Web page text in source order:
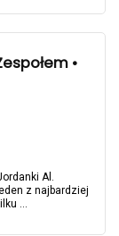
•
Al.
z najbardziej
...